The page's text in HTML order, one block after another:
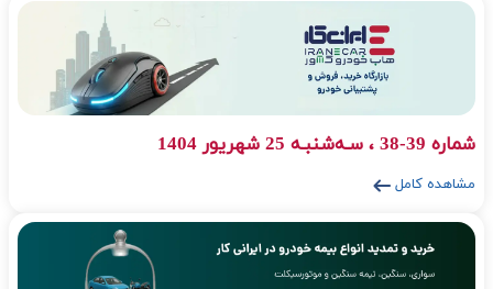
شماره 39-38 ، سـه‌شنبـه 25 شهریور 1404
مشاهده کامل